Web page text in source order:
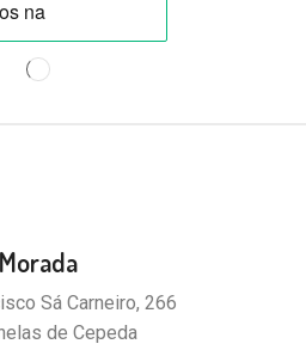
Morada
Sá Carneiro, 266
de Cepeda